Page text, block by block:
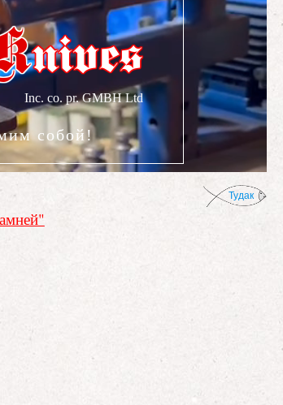
nives
собой!
Тудак